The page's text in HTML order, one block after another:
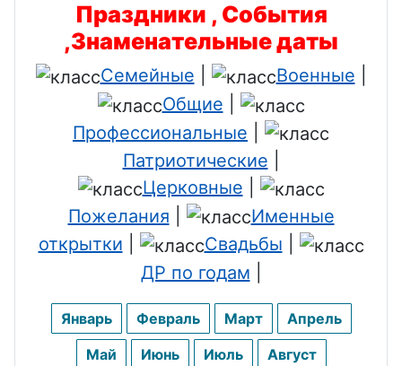
Праздники , События
,Знаменательные даты
Семейные Военные
Общие
Профессиональные
Патриотические
Церковные
Пожелания
Именные
открытки
Свадьбы
ДР по годам
Январь Февраль Март
Апрель
Май
Июнь Июль
Август